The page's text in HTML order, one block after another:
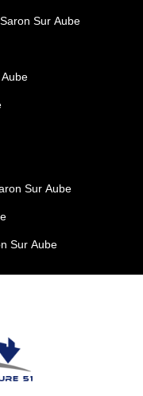
Sur Aube
Sur Aube
Sur Aube